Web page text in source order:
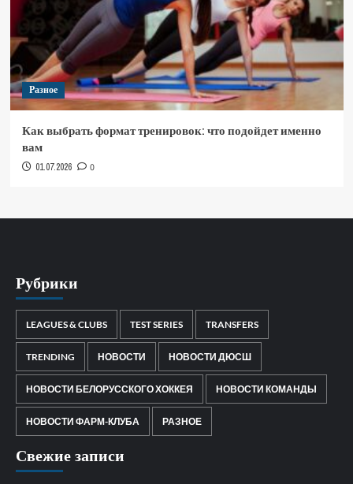
Разное
Как выбрать формат тренировок: что подойдет именно
вам
01.07.2026 0
Рубрики
LEAGUES & CLUBS TEST SERIES TRANSFERS
TRENDING НОВОСТИ НОВОСТИ ДЮСШ
НОВОСТИ БЕЛОРУССКОГО ХОККЕЯ НОВОСТИ КОМАНДЫ
НОВОСТИ ФАРМ-КЛУБА РАЗНОЕ
Свежие записи